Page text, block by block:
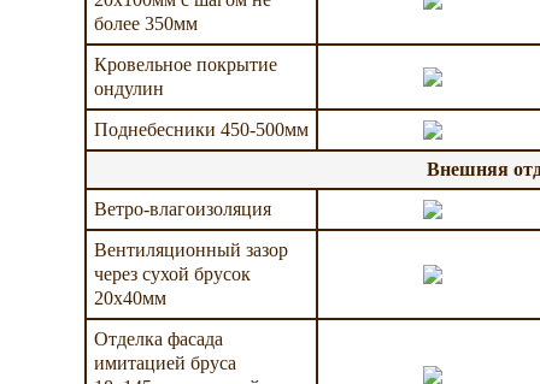
более 350мм
Кровельное покрытие
ондулин
Поднебесники 450-500мм
Внешняя
Ветро-влагоизоляция
Вентиляционный зазор
через сухой брусок
20х40мм
Отделка фасада
имитацией бруса